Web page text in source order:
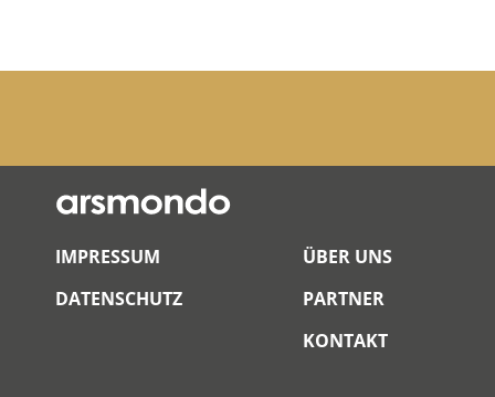
IMPRESSUM
DATENSCHUTZ
ÜBER UNS
PARTNER
KONTAKT